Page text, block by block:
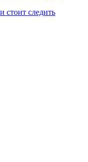
стоит следить